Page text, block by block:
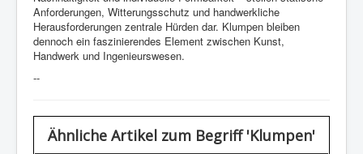
Anforderungen, Witterungsschutz und handwerkliche
Herausforderungen zentrale Hürden dar. Klumpen bleiben
dennoch ein faszinierendes Element zwischen Kunst,
Handwerk und Ingenieurswesen.
--
Ähnliche Artikel zum Begriff 'Klumpen'